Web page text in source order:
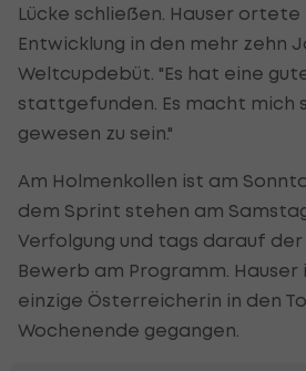
Lücke schließen. Hauser
Entwicklung in den mehr zehn
Weltcupdebüt. "Es hat eine
stattgefunden. Es macht mich
gewesen zu sein."
Am Holmenkollen ist am
dem Sprint stehen am
Verfolgung und tags darauf
Bewerb am Programm. Hauser
einzige Österreicherin in den
Wochenende gegangen.